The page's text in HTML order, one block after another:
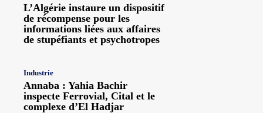
L’Algérie instaure un dispositif
de récompense pour les
informations liées aux affaires
de stupéfiants et psychotropes
Industrie
Annaba : Yahia Bachir
inspecte Ferrovial, Cital et le
complexe d’El Hadjar